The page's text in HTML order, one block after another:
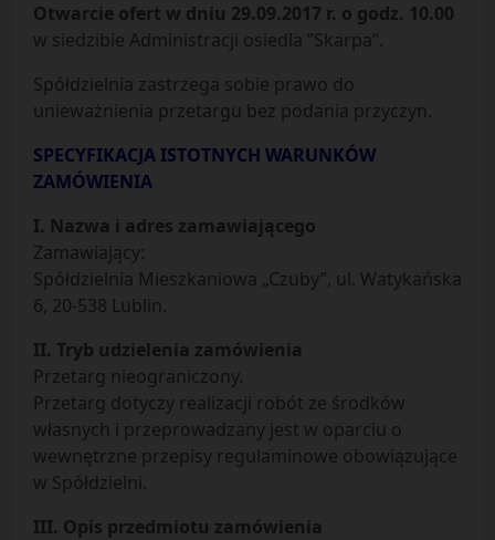
Otwarcie ofert w dniu 29.09.2017 r. o godz. 10.00
w siedzibie Administracji osiedla ”Skarpa”.
Spółdzielnia zastrzega sobie prawo do
unieważnienia przetargu bez podania przyczyn.
SPECYFIKACJA ISTOTNYCH WARUNKÓW
ZAMÓWIENIA
I. Nazwa i adres zamawiającego
Zamawiający:
Spółdzielnia Mieszkaniowa „Czuby”, ul. Watykańska
6, 20-538 Lublin.
II. Tryb udzielenia zamówienia
Przetarg nieograniczony.
Przetarg dotyczy realizacji robót ze środków
własnych i przeprowadzany jest w oparciu o
wewnętrzne przepisy regulaminowe obowiązujące
w Spółdzielni.
III. Opis przedmiotu zamówienia